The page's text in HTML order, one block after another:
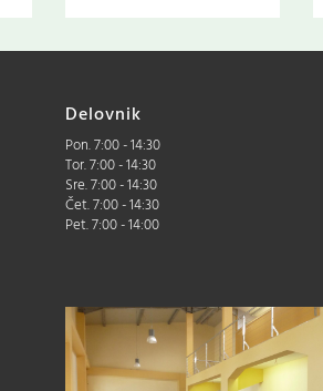
Delovnik
Pon. 7:00 - 14:30
Tor. 7:00 - 14:30
Sre. 7:00 - 14:30
Čet. 7:00 - 14:30
Pet. 7:00 - 14:00